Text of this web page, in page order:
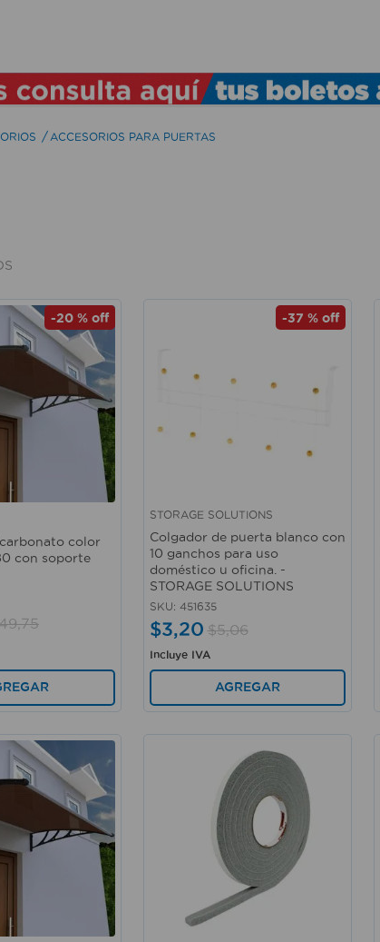
ACCESORIOS PARA PUERTAS
-20 %off
color
con soporte
,75
-37 % off
STORAGE SOLUTIONS
Colgador de puerta blanco con
10 ganchos para uso
doméstico u oficina. -
STORAGE SOLUTIONS
SKU: 451635
$3,20 $5,06
Incluye IVA
AGREGAR
TÉRMINOS MÁS BUSCADOS
.
lamparas
2.
ducha
taladro